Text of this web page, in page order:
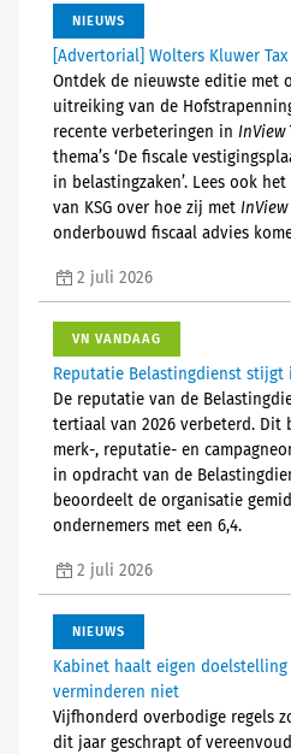
NIEUWS
[Advertorial] Wolters Kluwer
Ontdek de nieuwste editie met
uitreiking van de
recente verbeteringen in InView
thema’s ‘De fiscale
in belastingzaken’. Lees ook
van KSG over hoe zij met InView
onderbouwd fiscaal advies
2 juli 2026
VN VANDAAG
Reputatie Belastingdienst stijgt
De reputatie van de
tertiaal van 2026 verbeterd.
merk-, reputatie- en
in opdracht van de
beoordeelt de organisatie
ondernemers met een 6,4.
2 juli 2026
NIEUWS
Kabinet haalt eigen
verminderen niet
Vijfhonderd overbodige regels
dit jaar geschrapt of